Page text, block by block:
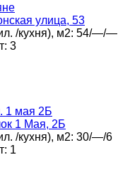
улица, 53
/кухня), м2: 54/—/—
3
1 мая 2Б
1 Мая, 2Б
/кухня), м2: 30/—/6
1